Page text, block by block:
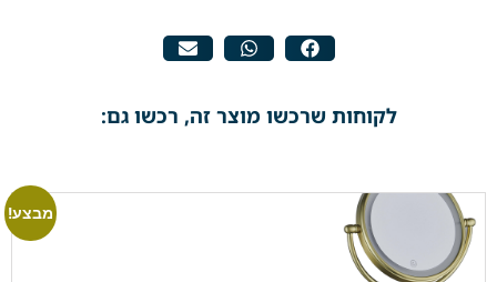
לקוחות שרכשו מוצר זה, רכשו גם:
מבצע!